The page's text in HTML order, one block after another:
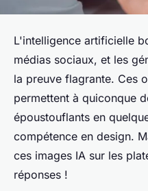
L'intelligence artificielle
médias sociaux, et les
la preuve flagrante. Ces
permettent à quiconque
époustouflants en
compétence en design.
ces images IA sur les
réponses !